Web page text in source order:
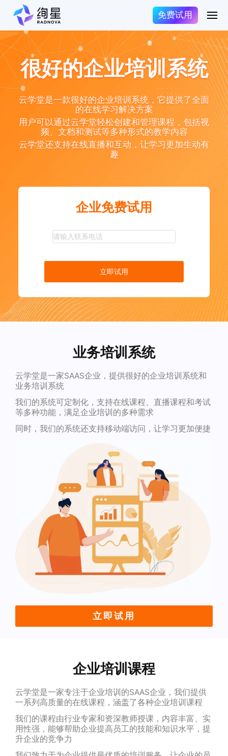
免费试用
很好的企业培训系统
云学堂是一款很好的企业培训系统，它提供了全面
的在线学习解决方案
用户可以通过云学堂轻松创建和管理课程，包括视
频、文档和测试等多种形式的教学内容
云学堂还支持在线直播和互动，让学习更加生动有
趣
企业免费试用
立即试用
业务培训系统
云学堂是一家SAAS企业，提供很好的企业培训系统和
业务培训系统
我们的系统可定制化，支持在线课程、直播课程和考试
等多种功能，满足企业培训的多种需求
同时，我们的系统还支持移动端访问，让学习更加便捷
立即试用
企业培训课程
云学堂是一家专注于企业培训的SAAS企业，我们提供
一系列高质量的在线课程，涵盖了各种企业培训课程
我们的课程由行业专家和资深教师授课，内容丰富、实
用性强，能够帮助企业提高员工的技能和知识水平，提
升企业的竞争力